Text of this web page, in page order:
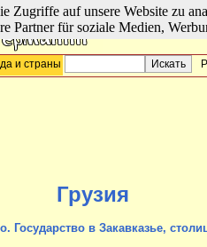
и страны
Грузия
Государство в Закавказье,
Zugriffe auf unsere Website zu
Partner für soziale Medien,